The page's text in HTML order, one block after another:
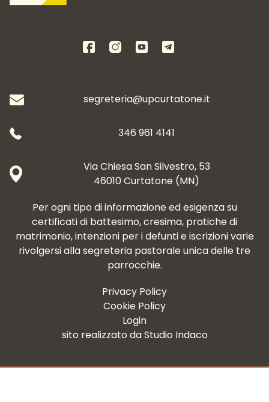
segreteria@upcurtatone.it
346 961 4141
Via Chiesa San Silvestro, 53
46010 Curtatone (MN)
Per ogni tipo di informazione ed esigenza su
certificati di battesimo, cresima, pratiche di
matrimonio, intenzioni per i defunti e iscrizioni varie
rivolgersi alla segreteria pastorale unica delle tre
parrocchie.
Privacy Policy
Cookie Policy
Login
sito realizzato daStudio Indaco